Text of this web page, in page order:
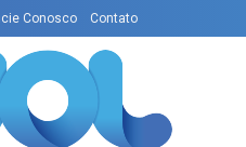
Conosco Contato